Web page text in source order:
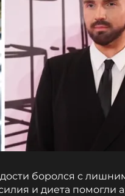
боролся с
и диета помогли